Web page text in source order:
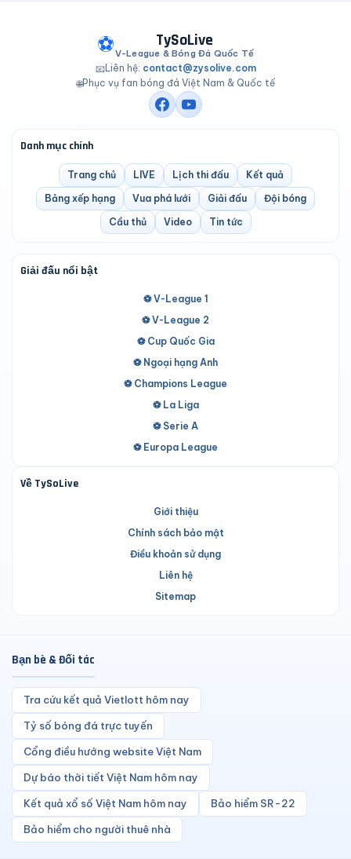
⚽ TySoLive
V-League & Bóng Đá Quốc Tế
📧Liên hệ: contact@zysolive.com
🌐Phục vụ fan bóng đá Việt Nam & Quốc tế
Danh mục chính
Trang chủ LIVE Lịch thi đấu
Kết quả
Bảng xếp hạng
Vua phá lưới Giải đấu
Đội bóng
Cầu thủ
Video Tin tức
Giải đấu nổi bật
⚽ V-League 1
⚽ V-League 2
⚽ Cup Quốc Gia
⚽ Ngoại hạng Anh
⚽ Champions League
⚽ La Liga
⚽ Serie A
⚽ Europa League
Về TySoLive
Giới thiệu
Chính sách bảo mật
Điều khoản sử dụng
Liên hệ
Sitemap
Bạn bè & Đối tác
Tra cứu kết quả Vietlott hôm nay
Tỷ số bóng đá trực tuyến
Cổng điều hướng website Việt Nam
Dự báo thời tiết Việt Nam hôm nay
Kết quả xổ số Việt Nam hôm nay Bảo hiểm SR-22
Bảo hiểm cho người thuê nhà